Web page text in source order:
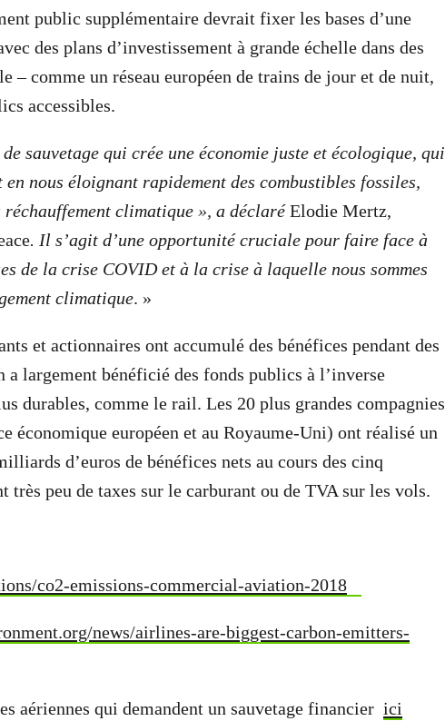
public supplémentaire devrait fixer les bases d’une
des plans d’investissement à grande échelle dans des
– comme un réseau européen de trains de jour et de nuit,
accessibles.
sauvetage qui crée une économie juste et écologique, qui
nous éloignant rapidement des combustibles fossiles,
réchauffement climatique », a déclaréElodie Mertz,
. Il s’agit d’une opportunité cruciale pour faire face à
de la crise COVID et à la crise à laquelle nous sommes
climatique. »
et actionnaires ont accumulé des bénéfices pendant des
a largement bénéficié des fonds publics à l’inverse
durables, comme le rail. Les 20 plus grandes compagnies
économique européen et au Royaume-Uni) ont réalisé un
d’euros de bénéfices nets au cours des cinq
très peu de taxes sur le carburant ou de TVA sur les vols.
co2-emissions-commercial-aviation-2018
news/airlines-are-biggest-carbon-emitters-
aériennes qui demandent un sauvetage financier ici